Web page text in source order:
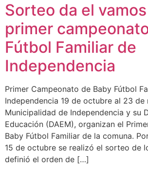
Sorteo da el
primer
Fútbol Familiar de
Independencia
Primer Campeonato de Baby Fútbol
Independencia 19 de octubre al 23 de
Municipalidad de Independencia y su
Educación (DAEM), organizan el
Baby Fútbol Familiar de la comuna.
15 de octubre se realizó el sorteo de
definió el orden de […]